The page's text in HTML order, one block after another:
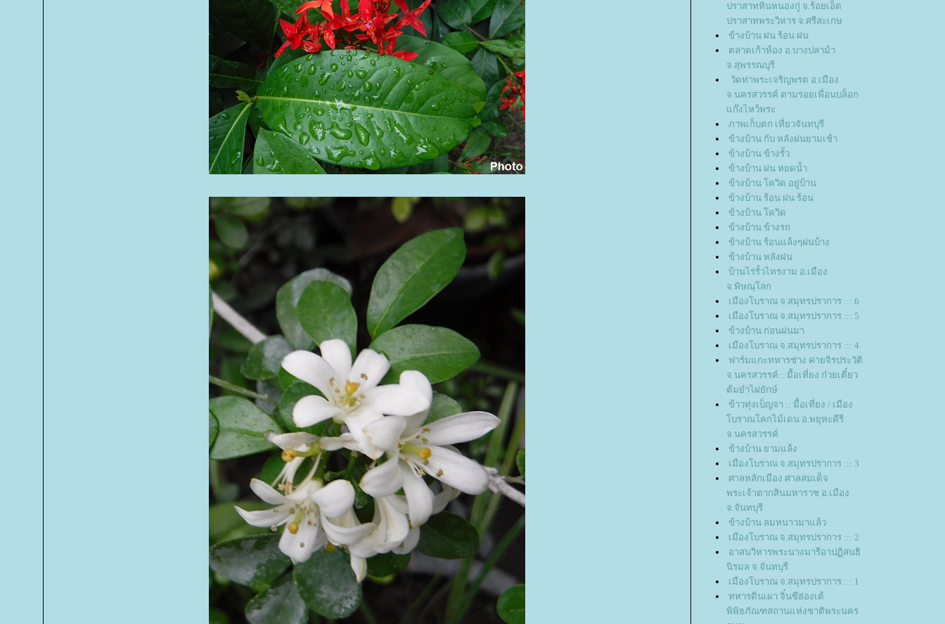
ปราสาทหินหนองกู่ จ.ร้อยเอ็ด
ปราสาทพระวิหาร จ.ศรีสะเกษ
ข้างบ้าน ฝน ร้อน ฝน
ตลาดเก้าห้อง อ.บางปลาม้า
จ.สุพรรณบุรี
วัดท่าพระเจริญพรต อ.เมือง
จ.นครสวรรค์ ตามรอยเพื่อนบล็อก
ก๊งไหว้พระ
ภาพเก็บตก เที่ยวจันทบุรี
ข้างบ้าน กับ หลังฝนยามเช้า
ข้างบ้าน ข้างรั้ว
ข้างบ้าน ฝน หยดน้ำ
ข้างบ้าน โควิด อยู่บ้าน
ข้างบ้าน ร้อน ฝน ร้อน
ข้างบ้าน โควิด
ข้างบ้าน ข้างรถ
ข้างบ้าน ร้อนแล้งๆฝนบ้าง
ข้างบ้าน หลังฝน
บ้านไร่รั้วไทรงาม อ.เมือง
จ.พิษณุโลก
เมืองโบราณ จ.สมุทรปราการ ::: 6
เมืองโบราณ จ.สมุทรปราการ ::: 5
ข้างบ้าน ก่อนฝนมา
เมืองโบราณ จ.สมุทรปราการ ::: 4
ฟาร์มแกะทหารช่าง ค่ายจิรประวัติ
จ.นครสวรรค์:::มื้อเที่ยง ก๋วยเตี๋ยว
ต้มยำไผ่ยักษ์
ข้าวทุ่งเบ็ญจา :: มื้อเที่ยง / เมือง
บราณโคกไม้เดน อ.พยุหะคีรี
จ.นครสวรรค์
ข้างบ้าน ยามแล้ง
เมืองโบราณ จ.สมุทรปราการ ::: 3
ศาลหลักเมือง ศาลสมเด็จ
พระเจ้าตากสินมหาราช อ.เมือง
จ.จันทบุรี
ข้างบ้าน ลมหนาวมาแล้ว
เมืองโบราณ จ.สมุทรปราการ ::: 2
อาสนวิหารพระนางมารีอาปฏิสนธิ
นิรมล จ.จันทบุรี
เมืองโบราณ จ.สมุทรปราการ ::: 1
ทหารดินเผา จิ๋นซีฮ่องเต้
พิพิธภัณฑสถานแห่งชาติพระนคร